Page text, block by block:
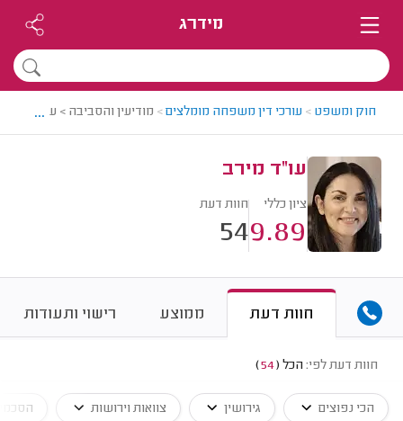
מידרג
חוק ומשפט > עורכי דין משפחה מומלצים> מודיעין והסביבה > עורך דין
...
עו"ד מירב
ציון כללי
9.89
חוות דעת
54
חוות דעת ממוצע רישוי ותעודות
חוות דעת לפי: הכל (
54
)
הכי נפוצים גירושין צוואות וירושות